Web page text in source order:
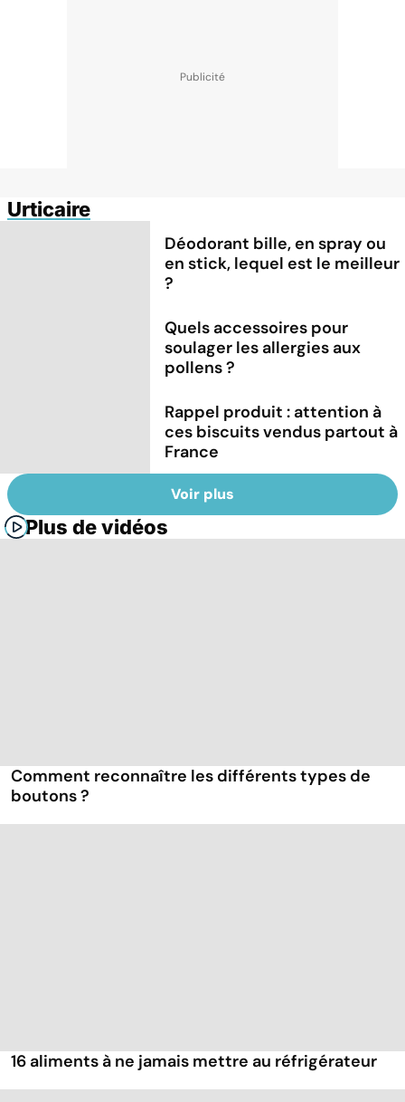
Urticaire
Déodorant bille, en spray ou
en stick, lequel est le meilleur
?
Quels accessoires pour
soulager les allergies aux
pollens ?
Rappel produit : attention à
ces biscuits vendus partout à
France
Voir plus
Plus de vidéos
Comment reconnaître les différents types de
boutons ?
16 aliments à ne jamais mettre au réfrigérateur